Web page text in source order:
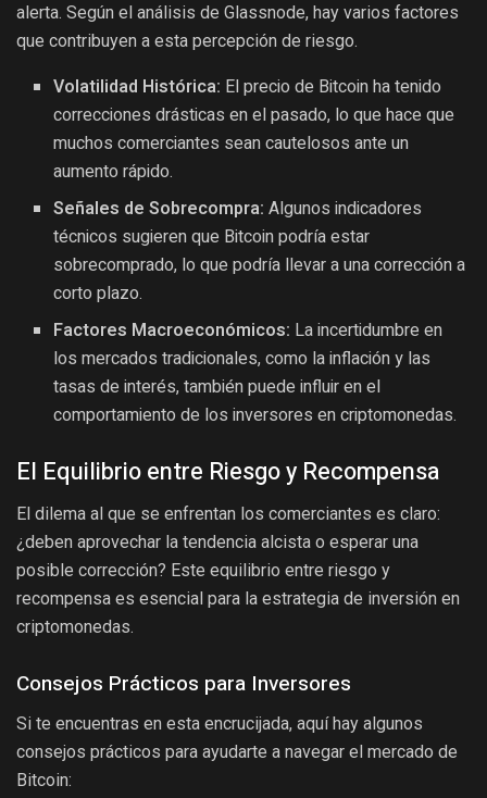
alerta. Según el análisis de Glassnode, hay varios factores
que contribuyen a esta percepción de riesgo.
Volatilidad Histórica: El precio de Bitcoin ha tenido
correcciones drásticas en el pasado, lo que hace que
muchos comerciantes sean cautelosos ante un
aumento rápido.
Señales de Sobrecompra: Algunos indicadores
técnicos sugieren que Bitcoin podría estar
sobrecomprado, lo que podría llevar a una corrección a
corto plazo.
Factores Macroeconómicos: La incertidumbre en
los mercados tradicionales, como la inflación y las
tasas de interés, también puede influir en el
comportamiento de los inversores en criptomonedas.
El Equilibrio entre Riesgo y Recompensa
El dilema al que se enfrentan los comerciantes es claro:
¿deben aprovechar la tendencia alcista o esperar una
posible corrección? Este equilibrio entre riesgo y
recompensa es esencial para la estrategia de inversión en
criptomonedas.
Consejos Prácticos para Inversores
Si te encuentras en esta encrucijada, aquí hay algunos
consejos prácticos para ayudarte a navegar el mercado de
Bitcoin: